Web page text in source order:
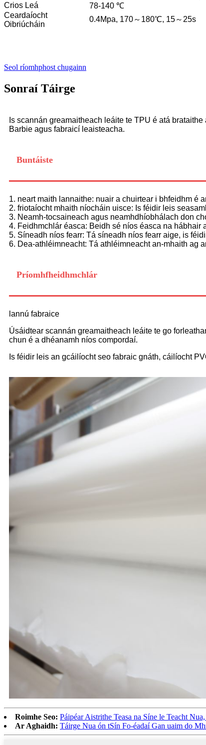
Crios Leá
78-140 ℃
Ceardaíocht
Oibriúcháin
0.4Mpa, 170～180℃, 15～25s
Seol ríomhphost chugainn
Sonraí Táirge
Is scannán greamaitheach leáite te TPU é atá
Barbie agus fabraicí leaisteacha.
Buntáiste
1. neart maith lannaithe: nuair a chuirtear i bhfeidhm é
2. friotaíocht mhaith níocháin uisce: Is féidir leis
3. Neamh-tocsaineach agus neamhdhíobhálach don
4. Feidhmchlár éasca: Beidh sé níos éasca na
5. Síneadh níos fearr: Tá síneadh níos fearr aige, is
6. Dea-athléimneacht: Tá athléimneacht an-mhaith ag
Príomhfheidhmchlár
lannú fabraice
Úsáidtear scannán greamaitheach leáite te go
chun é a dhéanamh níos compordaí.
Is féidir leis an gcáilíocht seo fabraic gnáth, cáilíocht
Roimhe Seo: Páipéar Aistrithe Teasa na Síne le Teacht
Ar Aghaidh: Táirge Nua ón tSín Fo-éadaí Gan uaim do